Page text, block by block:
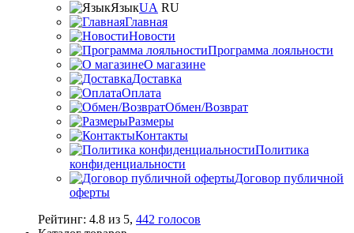
ЯзыкUA RU
Главная
Новости
Программа лояльности
О магазине
Доставка
Оплата
Обмен/Возврат
Размеры
Контакты
Политика
конфиденциальности
Договор публичной
оферты
Рейтинг: 4.8 из 5, 442 голосов